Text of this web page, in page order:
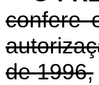
confere
de 1996,